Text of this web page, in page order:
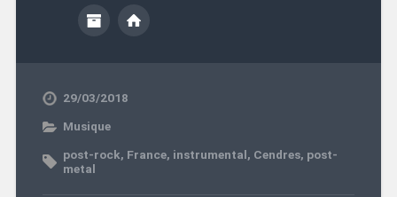
29/03/2018
Musique
post-rock, France, instrumental, Cendres, post-
metal